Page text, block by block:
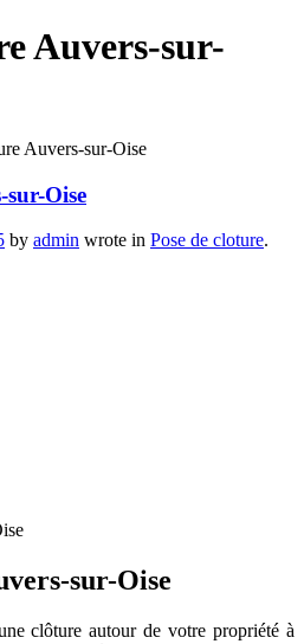
Auvers-sur-
Auvers-sur-Oise
sur-Oise
by admin wrote in Pose de cloture.
sur-Oise
clôture autour de votre propriété à